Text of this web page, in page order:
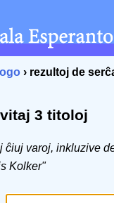
› rezultoj de
3 titoloj
ĉiuj varoj, inkluzive
Kolker"